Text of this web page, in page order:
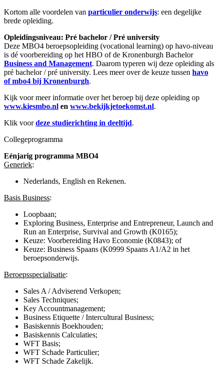
Kortom alle voordelen van particulier onderwijs: een degelijke
brede opleiding.
Opleidingsniveau: Pré bachelor / Pré university
Deze MBO4 beroepsopleiding (vocational learning) op havo-niveau
is dé voorbereiding op het HBO of de Kronenburgh Bachelor
Business and Management. Daarom typeren wij deze opleiding als
pré bachelor / pré university. Lees meer over de keuze tussen havo
of mbo4 bij Kronenburgh.
Kijk voor meer informatie over het beroep bij deze opleiding op
www.kiesmbo.nl en www.bekijkjetoekomst.nl.
Klik voordeze studierichting in deeltijd.
Collegeprogramma
Eénjarig programma MBO4
Generiek:
Nederlands, English en Rekenen.
Basis Business:
Loopbaan;
Exploring Business, Enterprise and Entrepreneur, Launch and
Run an Enterprise, Survival and Growth (K0165);
Keuze: Voorbereiding Havo Economie (K0843); of
Keuze: Business Spaans (K0999 Spaans A1/A2 in het
beroepsonderwijs.
Beroepsspecialisatie:
Sales A / Adviserend Verkopen;
Sales Techniques;
Key Accountmanagement;
Business Etiquette / Intercultural Business;
Basiskennis Boekhouden;
Basiskennis Calculaties;
WFT Basis;
WFT Schade Particulier;
WFT Schade Zakelijk.